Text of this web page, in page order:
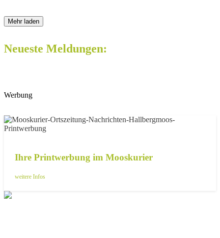
Mehr laden
Neueste Meldungen:
Werbung
Ihre Printwerbung im Mooskurier
weitere Infos